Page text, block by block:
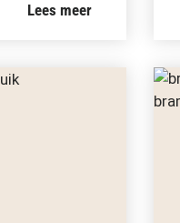
Lees meer